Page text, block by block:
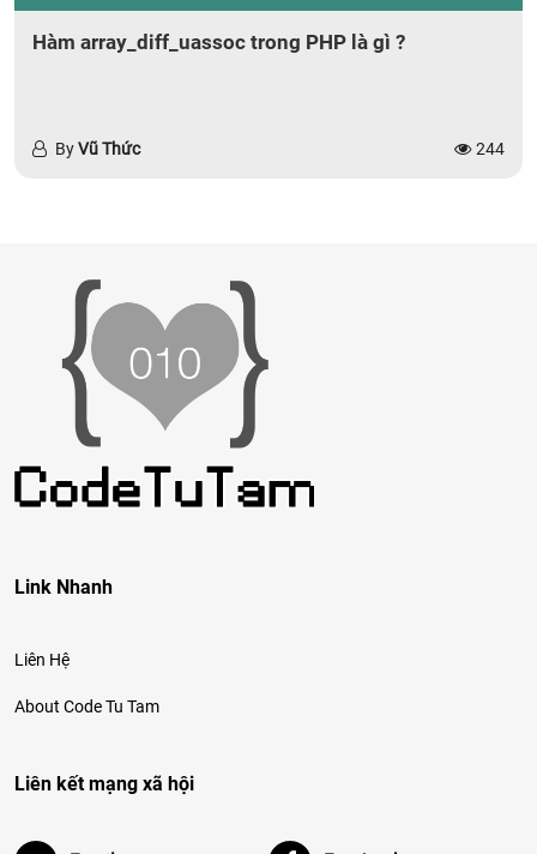
Hàm array_diff_uassoc trong PHP là gì ?
ByVũ Thức 244
Link Nhanh
Liên Hệ
About Code Tu Tam
Liên kết mạng xã hội